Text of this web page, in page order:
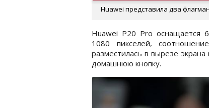
Huawei представила два
Huawei P20 Pro оснащается
1080 пикселей,
разместилась в вырезе
домашнюю кнопку.